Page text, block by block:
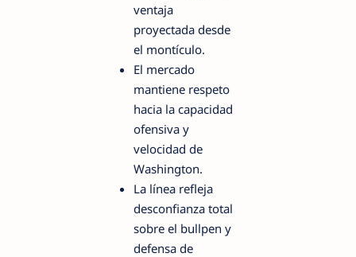
ventaja
proyectada desde
el montículo.
El mercado
mantiene respeto
hacia la capacidad
ofensiva y
velocidad de
Washington.
La línea refleja
desconfianza total
sobre el bullpen y
defensa de